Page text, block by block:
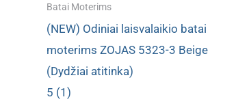
Batai Moterims
(NEW) Odiniai laisvalaikio batai
moterims ZOJAS 5323-3 Beige
(Dydžiai atitinka)
5 (1)